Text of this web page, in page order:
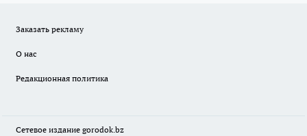
Заказать рекламу
О нас
Редакционная политика
Сетевое издание gorodok.bz